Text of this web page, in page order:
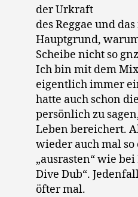
der Urkraft
des Reggae und
Hauptgrund,
Scheibe nicht so
Ich bin mit dem
eigentlich immer
hatte auch schon
persönlich zu
Leben bereichert.
wieder auch mal
„ausrasten“ wie
Dive Dub“.
öfter mal.